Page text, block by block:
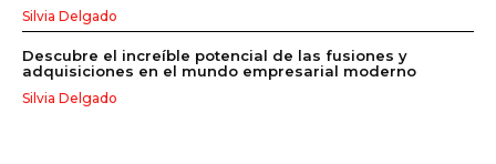
Silvia Delgado
Descubre el increíble potencial de las fusiones y
adquisiciones en el mundo empresarial moderno
Silvia Delgado